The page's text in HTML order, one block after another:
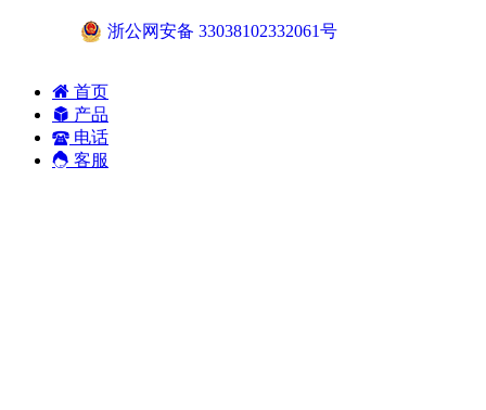
浙公网安备 33038102332061号
首页
产品
电话
客服